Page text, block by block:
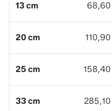
13 cm
20 cm
25 cm
33 cm